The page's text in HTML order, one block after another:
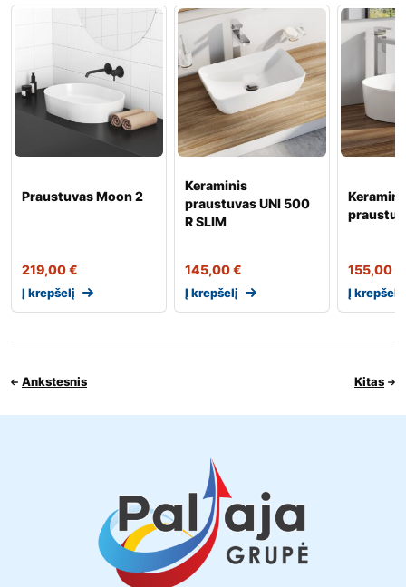
Praustuvas Moon 2
219,00€
Į krepšelį
Keraminis
praustuvas UNI 500
R SLIM
145,00€
Į krepšelį
155,00
Į krepšelį
Ankstesnis Kitas